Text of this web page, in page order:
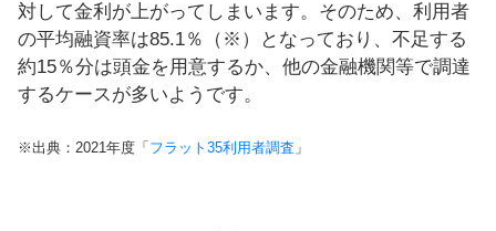
対して金利が上がってしまいます。そのため、利用者
の平均融資率は85.1％（※）となっており、不足する
約15％分は頭金を用意するか、他の金融機関等で調達
するケースが多いようです。
※出典：2021年度「フラット35利用者調査 」